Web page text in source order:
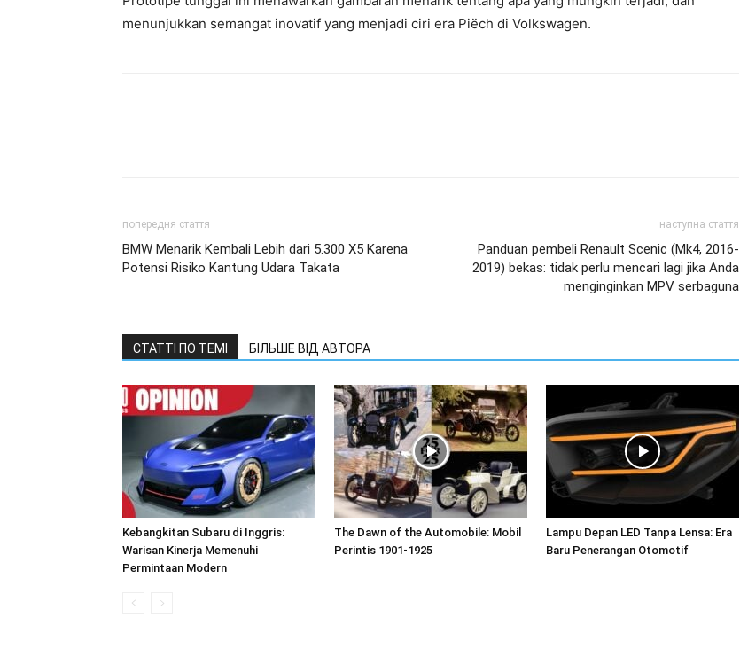
menunjukkan semangat inovatif yang menjadi ciri era Piëch di Volkswagen.
попередня стаття
BMW Menarik Kembali Lebih dari 5.300 X5 Karena
Potensi Risiko Kantung Udara Takata
наступна стаття
Panduan pembeli Renault Scenic (Mk4, 2016-
2019) bekas: tidak perlu mencari lagi jika Anda
menginginkan MPV serbaguna
СТАТТІ ПО ТЕМІ БІЛЬШЕ ВІД АВТОРА
Kebangkitan Subaru di Inggris:
Warisan Kinerja Memenuhi
Permintaan Modern
The Dawn of the Automobile: Mobil
Perintis 1901-1925
Lampu Depan LED Tanpa Lensa: Era
Baru Penerangan Otomotif